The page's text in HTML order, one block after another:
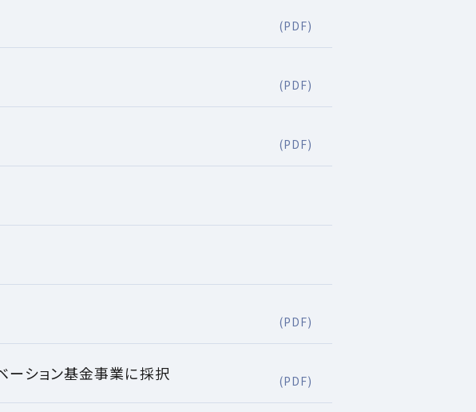
(PDF)
(PDF)
(PDF)
(PDF)
ーション基金事業に採択 (PDF)